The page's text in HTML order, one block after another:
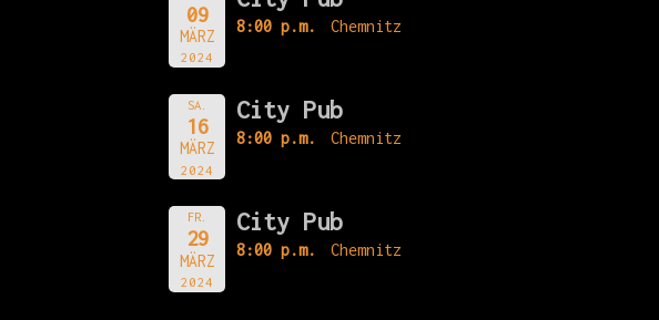
09
MÄRZ
2024
8:00 p.m. Chemnitz
SA.
16
MÄRZ
2024
City Pub
8:00 p.m. Chemnitz
FR.
29
MÄRZ
2024
City Pub
8:00 p.m. Chemnitz